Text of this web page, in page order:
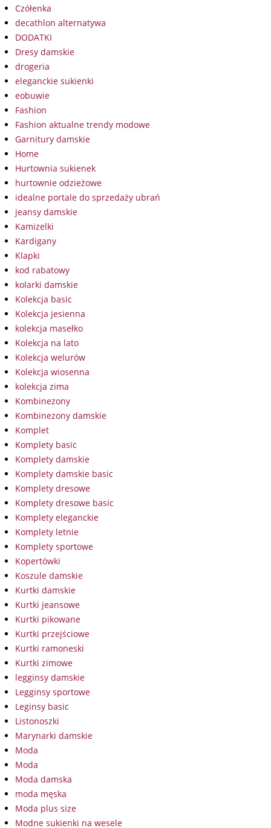
Czółenka
decathlon alternatywa
DODATKI
Dresy damskie
drogeria
eleganckie sukienki
eobuwie
Fashion
Fashion aktualne trendy modowe
Garnitury damskie
Home
Hurtownia sukienek
hurtownie odzieżowe
idealne portale do sprzedaży ubrań
jeansy damskie
Kamizelki
Kardigany
Klapki
kod rabatowy
kolarki damskie
Kolekcja basic
Kolekcja jesienna
kolekcja masełko
Kolekcja na lato
Kolekcja welurów
Kolekcja wiosenna
kolekcja zima
Kombinezony
Kombinezony damskie
Komplet
Komplety basic
Komplety damskie
Komplety damskie basic
Komplety dresowe
Komplety dresowe basic
Komplety eleganckie
Komplety letnie
Komplety sportowe
Kopertówki
Koszule damskie
Kurtki damskie
Kurtki jeansowe
Kurtki pikowane
Kurtki przejściowe
Kurtki ramoneski
Kurtki zimowe
legginsy damskie
Legginsy sportowe
Leginsy basic
Listonoszki
Marynarki damskie
Moda
Moda
Moda damska
moda męska
Moda plus size
Modne sukienki na wesele